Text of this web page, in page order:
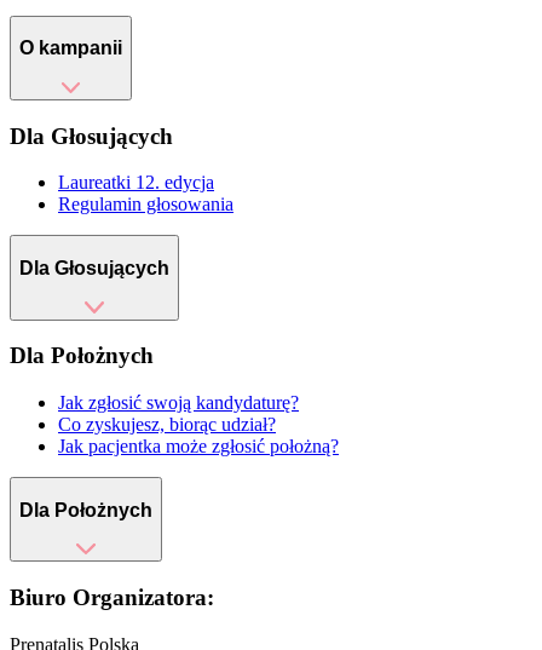
O kampanii
Dla Głosujących
Laureatki 12. edycja
Regulamin głosowania
Dla Głosujących
Dla Położnych
Jak zgłosić swoją kandydaturę?
Co zyskujesz, biorąc udział?
Jak pacjentka może zgłosić położną?
Dla Położnych
Biuro Organizatora:
Prenatalis Polska